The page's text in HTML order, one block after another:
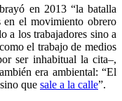
en 2013 “la batalla
en el movimiento obrero
a los trabajadores sino a
el trabajo de medios
ser inhabitual la cita–,
era ambiental: “El
que sale a la calle”.